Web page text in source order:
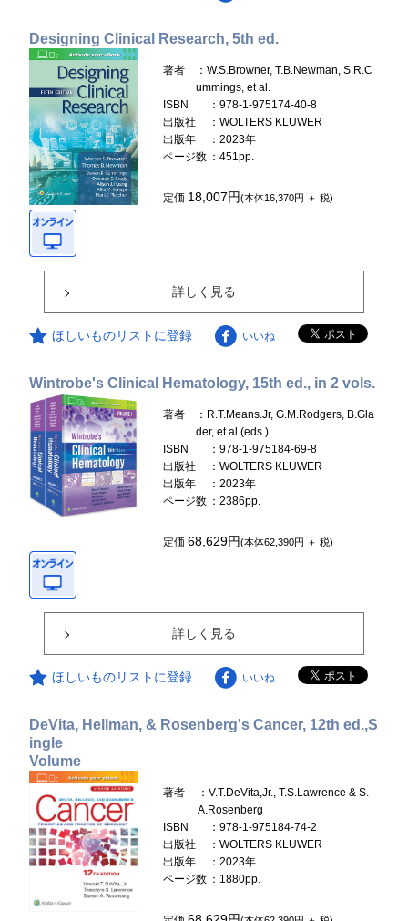
Designing Clinical Research, 5th ed.
著者
：W.S.Browner, T.B.Newman, S.R.C
ummings, et al.
ISBN
：978-1-975174-40-8
出版社
：WOLTERS KLUWER
出版年
：2023年
ページ数 ：451pp.
定価 18,007円(本体16,370円 ＋ 税)
詳しく見る
ほしいものリストに登録 いいね
Wintrobe's Clinical Hematology, 15th ed., in 2 vols.
著者
：R.T.Means.Jr, G.M.Rodgers, B.Gla
der, et al.(eds.)
ISBN
：978-1-975184-69-8
出版社
：WOLTERS KLUWER
出版年
：2023年
ページ数 ：2386pp.
定価68,629円(本体62,390円 ＋ 税)
詳しく見る
ほしいものリストに登録 いいね
DeVita, Hellman, & Rosenberg's Cancer, 12th ed.,S
ingle
Volume
著者
：V.T.DeVita,Jr., T.S.Lawrence & S.
A.Rosenberg
ISBN
：978-1-975184-74-2
出版社
：WOLTERS KLUWER
出版年
：2023年
ページ数 ：1880pp.